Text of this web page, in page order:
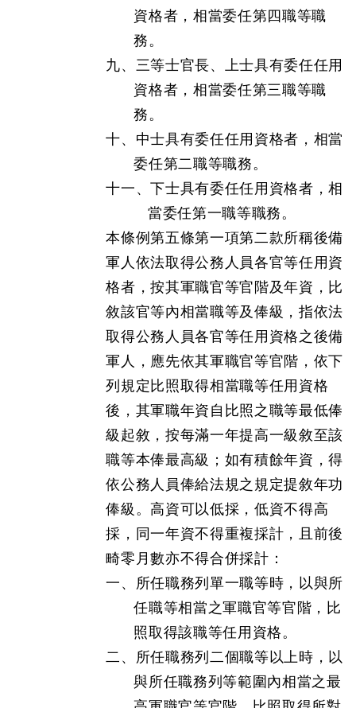
資格者，相當委任第四職等職
務。
九、三等士官長、上士具有委任任用
資格者，相當委任第三職等職
務。
十、中士具有委任任用資格者，相當
委任第二職等職務。
十一、下士具有委任任用資格者，相
當委任第一職等職務。
本條例第五條第一項第二款所稱後備
軍人依法取得公務人員各官等任用資
格者，按其軍職官等官階及年資，比
敘該官等內相當職等及俸級，指依法
取得公務人員各官等任用資格之後備
軍人，應先依其軍職官等官階，依下
列規定比照取得相當職等任用資格
後，其軍職年資自比照之職等最低俸
級起敘，按每滿一年提高一級敘至該
職等本俸最高級；如有積餘年資，得
依公務人員俸給法規之規定提敘年功
俸級。高資可以低採，低資不得高
採，同一年資不得重複採計，且前後
畸零月數亦不得合併採計：
一、所任職務列單一職等時，以與所
任職等相當之軍職官等官階，比
照取得該職等任用資格。
二、所任職務列二個職等以上時，以
與所任職務列等範圍內相當之最